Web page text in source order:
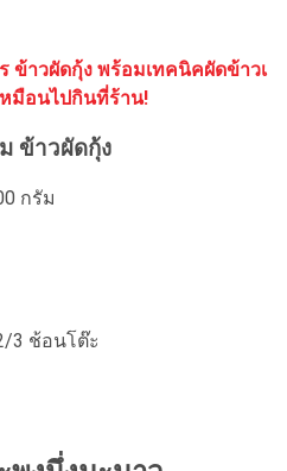
ข้าวผัดกุ้ง พร้อมเทคนิคผัดข้าวเ
มือนไปกินที่ร้าน!
ข้าวผัดกุ้ง
กรัม
3 ช้อนโต๊ะ